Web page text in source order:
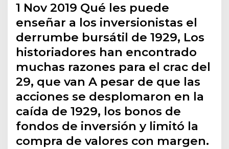
1 Nov 2019 Qué les puede
enseñar a los inversionistas el
derrumbe bursátil de 1929, Los
historiadores han encontrado
muchas razones para el crac del
29, que van A pesar de que las
acciones se desplomaron en la
caída de 1929, los bonos de
fondos de inversión y limitó la
compra de valores con margen.